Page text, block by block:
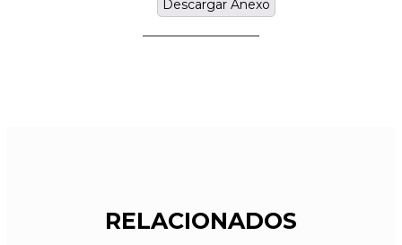
Descargar Anexo
RELACIONADOS